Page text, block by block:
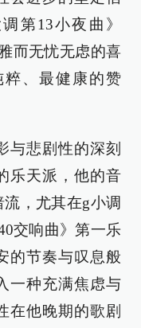
第13小夜曲》
而无忧无虑的喜
、最健康的赞
与悲剧性的深刻
乐天派，他的音
，尤其在g小调
交响曲》第一乐
的节奏与叹息般
一种充满焦虑与
在他晚期的歌剧